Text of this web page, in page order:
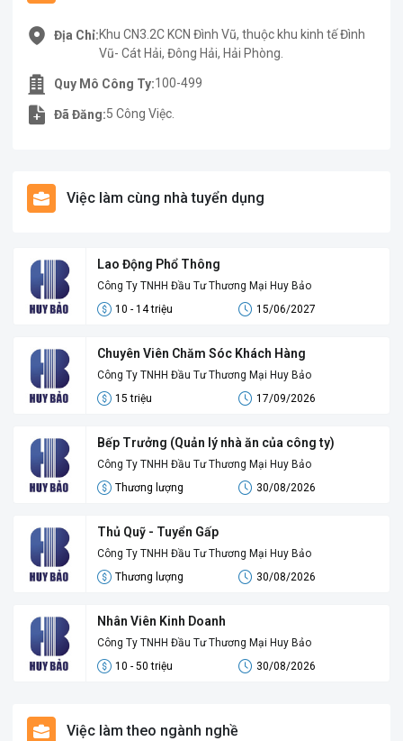
Địa Chỉ:Khu CN3.2C KCN Đình Vũ, thuộc khu kinh tế Đình
Vũ- Cát Hải, Đông Hải, Hải Phòng.
Quy Mô Công Ty:100-499
Đã Đăng:5 Công Việc.
Việc làm cùng nhà tuyển dụng
Lao Động Phổ Thông
Công Ty TNHH Đầu Tư Thương Mại Huy Bảo
10 - 14 triệu
15/06/2027
Chuyên Viên Chăm Sóc Khách Hàng
Công Ty TNHH Đầu Tư Thương Mại Huy Bảo
15 triệu
17/09/2026
Bếp Trưởng (Quản lý nhà ăn của công ty)
Công Ty TNHH Đầu Tư Thương Mại Huy Bảo
Thương lượng
30/08/2026
Thủ Quỹ - Tuyển Gấp
Công Ty TNHH Đầu Tư Thương Mại Huy Bảo
Thương lượng
30/08/2026
Nhân Viên Kinh Doanh
Công Ty TNHH Đầu Tư Thương Mại Huy Bảo
10 - 50 triệu
30/08/2026
Việc làm theo ngành nghề